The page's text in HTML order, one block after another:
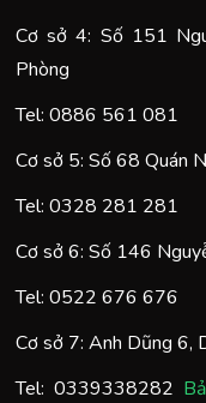
Cơ sở 4: Số 151
Phòng
Tel: 0886 561 081
Cơ sở 5: Số 68 Quán
Tel: 0328 281 281
Cơ sở 6: Số 146
Tel: 0522 676 676
Cơ sở 7: Anh Dũng 6,
Tel: 0339338282